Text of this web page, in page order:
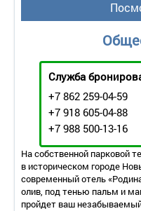
Служба
+7 862 259-04-59
+7 918 605-04-88
+7 988 500-13-16
На собственной парковой
в историческом городе
современный отель
олив, под тенью пальм и
пройдет ваш